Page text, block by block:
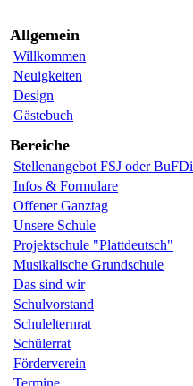
Allgemein
Willkommen
Neuigkeiten
Design
Gästebuch
Bereiche
Stellenangebot FSJ oder BuFDi
Infos & Formulare
Offener Ganztag
Unsere Schule
Projektschule "Plattdeutsch"
Musikalische Grundschule
Das sind wir
Schulvorstand
Schulelternrat
Schülerrat
Förderverein
Termine